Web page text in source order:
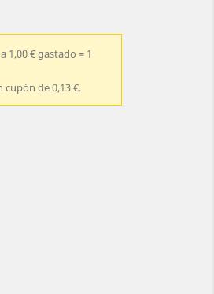
1,00 € gastado = 1
de 0,13 €.